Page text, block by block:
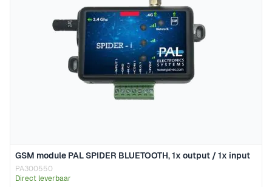
GSM module PAL SPIDER BLUETOOTH, 1x output / 1x input
PA300550
Direct leverbaar